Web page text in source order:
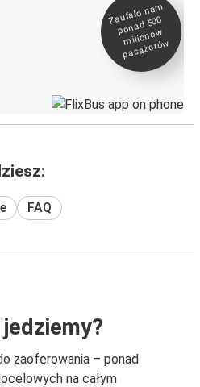
Zaufało na
m
ponad 500
milionó
w
pasażeró
w
FAQ
zaoferowania – ponad
na całym